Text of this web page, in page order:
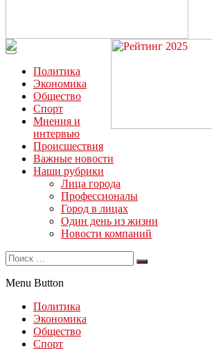
Читайте последние новости дня в Тульской
“ЗаНовомосковск”
Политика
Экономика
Общество
Спорт
Мнения и
интервью
Происшествия
Важные новости
Наши рубрики
Лица города
Профессионалы
Город в лицах
Один день из жизни
Новости компаний
Menu Button
Политика
Экономика
Общество
Спорт